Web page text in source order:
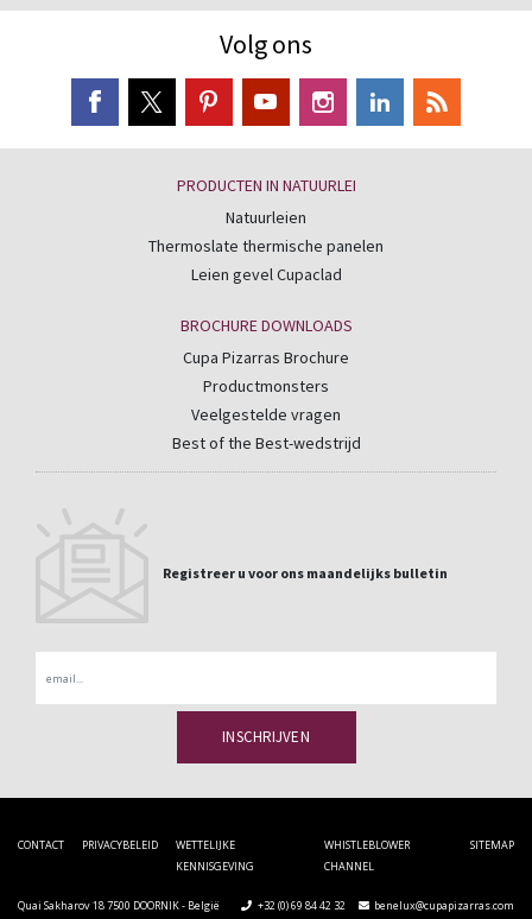
Volg ons
PRODUCTEN IN NATUURLEI
Natuurleien
Thermoslate thermische panelen
Leien gevel Cupaclad
BROCHURE DOWNLOADS
Cupa Pizarras Brochure
Productmonsters
Veelgestelde vragen
Best of the Best-wedstrijd
Registreer u voor ons maandelijks bulletin
CONTACT PRIVACYBELEID
WETTELIJKE
KENNISGEVING
WHISTLEBLOWER
CHANNEL
SITEMAP
Quai Sakharov 18 7500 DOORNIK - België +32 (0) 69 84 42 32 benelux@cupapizarras.com